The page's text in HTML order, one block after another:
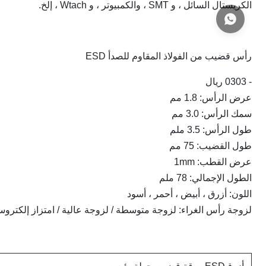
الكريستال السائل ، و SMT ، والكمبيوتر ، و Wtach ، إلخ.
رأس قضيب من الفولاذ المقاوم للصدأ ESD
- 0303 ريال
عرض الرأس: 1.8 مم
سمك الرأس: 3.0 مم
طول الرأس: 3.5 ملم
طول القضيب: 75 مم
عرض القطب: 1mm
الطول الإجمالي: 78 ملم
اللون: أزرق ، أبيض ، أحمر ، أسود
لزوجة رأس الغراء: لزوجة متوسطة / لزوجة عالية / امتزاز